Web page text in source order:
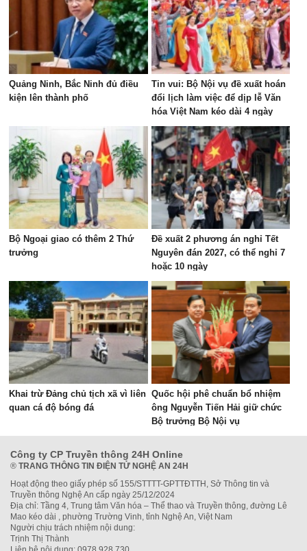
Quảng Ninh, Bắc Ninh đủ điều
kiện lên thành phố
Tin vui: Bộ Nội vụ đề xuất hoán
đổi lịch làm việc để dịp lễ Văn
hóa Việt Nam kéo dài 4 ngày
Bộ Ngoại giao có thêm 2 Thứ
trưởng
Đề xuất 2 phương án nghỉ Tết
Nguyên đán 2027, có thể nghỉ 7
hoặc 10 ngày
Khai trừ Đảng chủ tịch xã vì liên
quan cá độ bóng đá
Quốc hội phê chuẩn bổ nhiệm
ông Nguyễn Tiến Hải giữ chức
Bộ trưởng Bộ Nội vụ
Công ty CP Truyền thông 24H Online
® TRANG THÔNG TIN ĐIỆN TỬ NGHỆ AN 24H
Hoạt động theo giấy phép số 155/STTTT-GPTTĐTTH, Sở Thông tin và
Truyền thông Nghệ An cấp ngày 25/12/2024
Địa chỉ: Tầng 4, Trung tâm Văn hóa – Thể thao và Truyền thông, đường Lê
Mao kéo dài , phường Trường Vinh, tỉnh Nghệ An, Việt Nam
Người chịu trách nhiệm nội dung:
Trịnh Thị Thành